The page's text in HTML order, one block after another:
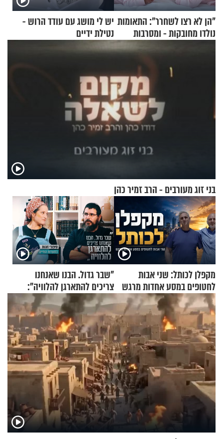
"הן לא רצו לשחרר": התאומות
נולדו מחובקות - ומסרבות
יש לי מושג עם עודד הרוש -
נטילת ידיים
בני זוג מעורבים - הרב זמיר כהן
מקפלן לכותל: שני אבות
לחטופים במסע אחדות מרגש
"שבר גדול. הבנו שאנחנו
צריכים להתארגן להלוויה":
זוגיות במבחן, הפעם עם מרים
וגד דנינו